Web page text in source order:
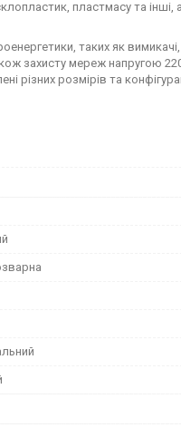
пластмасу та інші,
таких як
захисту мереж напругою
розмірів та